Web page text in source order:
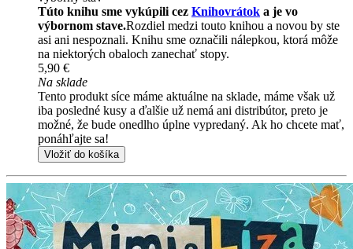
Túto knihu sme vykúpili cez Knihovrátok a je vo
výbornom stave.Rozdiel medzi touto knihou a novou by ste
asi ani nespoznali. Knihu sme označili nálepkou, ktorá môže
na niektorých obaloch zanechať stopy.
5,90 €
Na sklade
Tento produkt síce máme aktuálne na sklade, máme však už
iba posledné kusy a ďalšie už nemá ani distribútor, preto je
možné, že bude onedlho úplne vypredaný. Ak ho chcete mať,
ponáhľajte sa!
Vložiť do košíka